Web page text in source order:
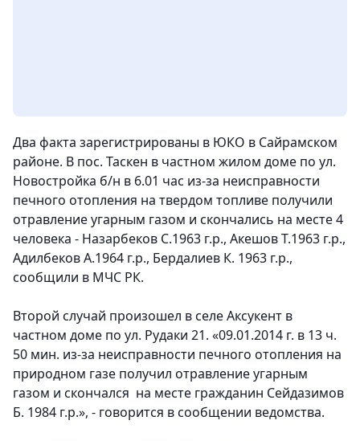
Два факта зарегистрированы в ЮКО в Сайрамском
районе. В пос. Таскен в частном жилом доме по ул.
Новостройка б/н в 6.01 час из-за неисправности
печного отопления на твердом топливе получили
отравление угарным газом и скончались на месте 4
человека - Назарбеков С.1963 г.р., Акешов Т.1963 г.р.,
Адилбеков А.1964 г.р., Бердалиев К. 1963 г.р.,
сообщили в МЧС РК.
Второй случай произошел в селе Аксукент в
частном доме по ул. Рудаки 21. «09.01.2014 г. в 13 ч.
50 мин. из-за неисправности печного отопления на
природном газе получил отравление угарным
газом и скончался на месте гражданин Сейдазимов
Б. 1984 г.р.», - говорится в сообщении ведомства.